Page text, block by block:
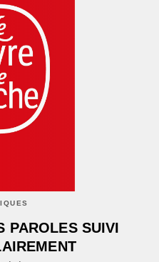
PAROLES SUIVI